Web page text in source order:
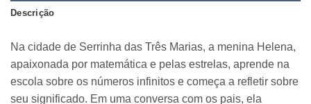
Descrição
Na cidade de Serrinha das Três Marias, a menina Helena,
apaixonada por matemática e pelas estrelas, aprende na
escola sobre os números infinitos e começa a refletir sobre
seu significado. Em uma conversa com os pais, ela